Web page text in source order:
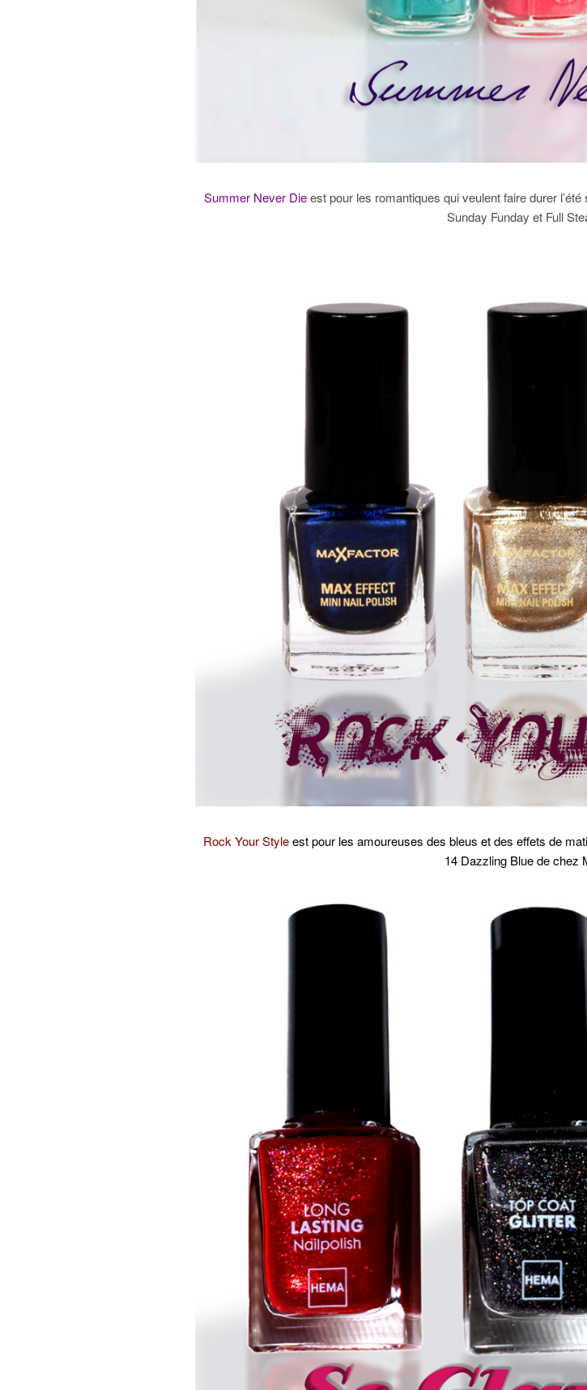
Summer Never Dieest pour les romantiques qui veulent faire durer
Sunday Funday et Full
Rock Your Styleest pour les amoureuses des bleus et des effets de
14 Dazzling Blue de chez